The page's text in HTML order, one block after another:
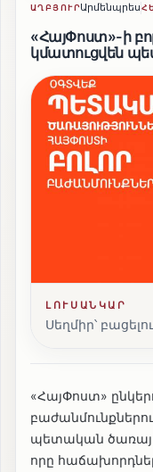
ԱՂԲՅՈՒՐԱրմենպրես
«ՀայՓոստ»-ի
կմատուցվեն
ԼՈՒՍԱՆԿԱՐ
Սեղմիր՝
«ՀայՓոստ»
պետական
որը